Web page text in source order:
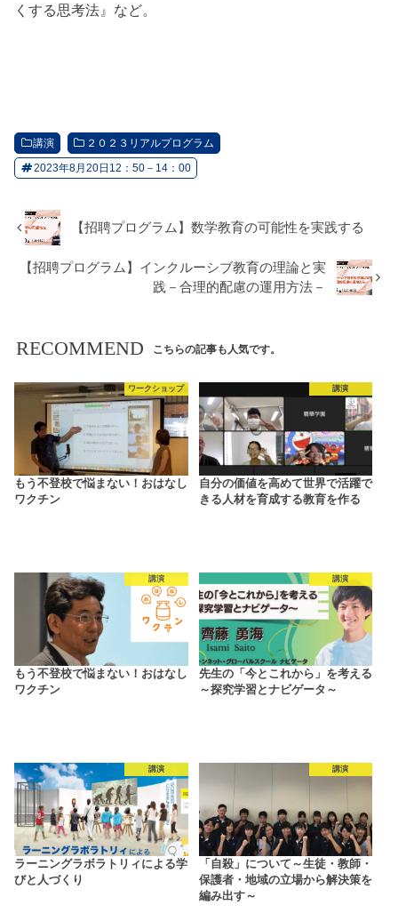
くする思考法』など。
講演 ２０２３リアルプログラム
2023年8月20日12：50－14：00
【招聘プログラム】数学教育の可能性を実践する
【招聘プログラム】インクルーシブ教育の理論と実
践－合理的配慮の運用方法－
RECOMMEND こちらの記事も人気です。
ワークショップ
もう不登校で悩まない！おはなし
ワクチン
講演
自分の価値を高めて世界で活躍で
きる人材を育成する教育を作る
講演
もう不登校で悩まない！おはなし
ワクチン
講演
先生の「今とこれから」を考える
～探究学習とナビゲータ～
講演
ラーニングラボラトリィによる学
びと人づくり
講演
「自殺」について～生徒・教師・
保護者・地域の立場から解決策を
編み出す～